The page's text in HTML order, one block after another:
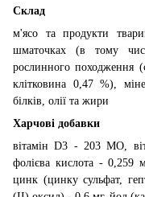
Склад
м'ясо та продукти
шматочках (в тому
рослинного походження
клітковина 0,47 %),
білків, олії та жири
Харчові добавки
вітамін D3 - 203 МО,
фолієва кислота - 0,259
цинк (цинку сульфат,